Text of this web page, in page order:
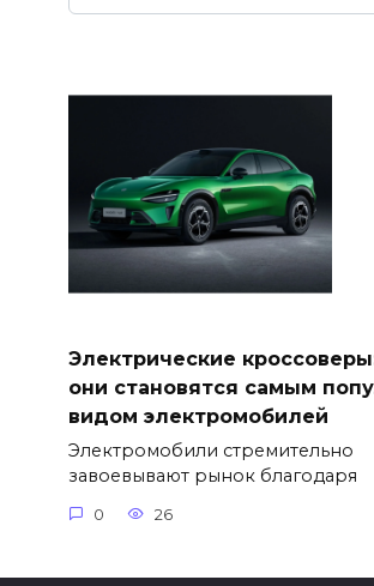
Электрические
они становятся самым
видом электромобилей
Электромобили стремительно
завоевывают рынок благодаря
0 26